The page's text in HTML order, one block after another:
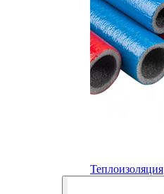
Теплоизоляция